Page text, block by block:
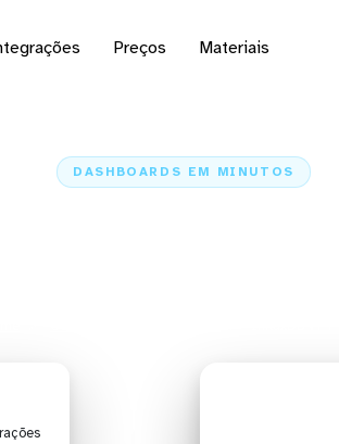
Preços Materiais
DASHBOARDS EM MINUTOS